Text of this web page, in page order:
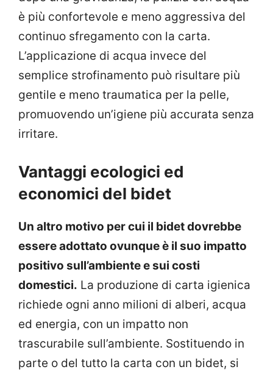
è più confortevole e meno aggressiva del
continuo sfregamento con la carta.
L’applicazione di acqua invece del
semplice strofinamento può risultare più
gentile e meno traumatica per la pelle,
promuovendo un’igiene più accurata senza
irritare.
Vantaggi ecologici ed
economici del bidet
Un altro motivo per cui il bidet dovrebbe
essere adottato ovunque è il suo impatto
positivo sull’ambiente e sui costi
domestici. La produzione di carta igienica
richiede ogni anno milioni di alberi, acqua
ed energia, con un impatto non
trascurabile sull’ambiente. Sostituendo in
parte o del tutto la carta con un bidet, si